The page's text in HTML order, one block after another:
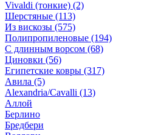
Vivaldi (тонкие) (2)
Шерстяные (113)
Из вискозы (575)
Полипропиленовые (194)
С длинным ворсом (68)
Циновки (56)
Египетские ковры (317)
Авила (5)
Alexandria/Cavalli (13)
Аллой
Берлино
Бредбери